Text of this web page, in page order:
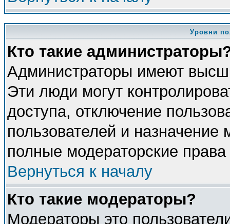
Уровни
Кто такие
Администраторы имеют
Эти люди могут
доступа, отключение
пользователей и
полные модераторские
Вернуться к началу
Кто такие модераторы?
Модераторы это